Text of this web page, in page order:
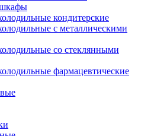
кондитерские
с металлическими
со стеклянными
фармацевтические